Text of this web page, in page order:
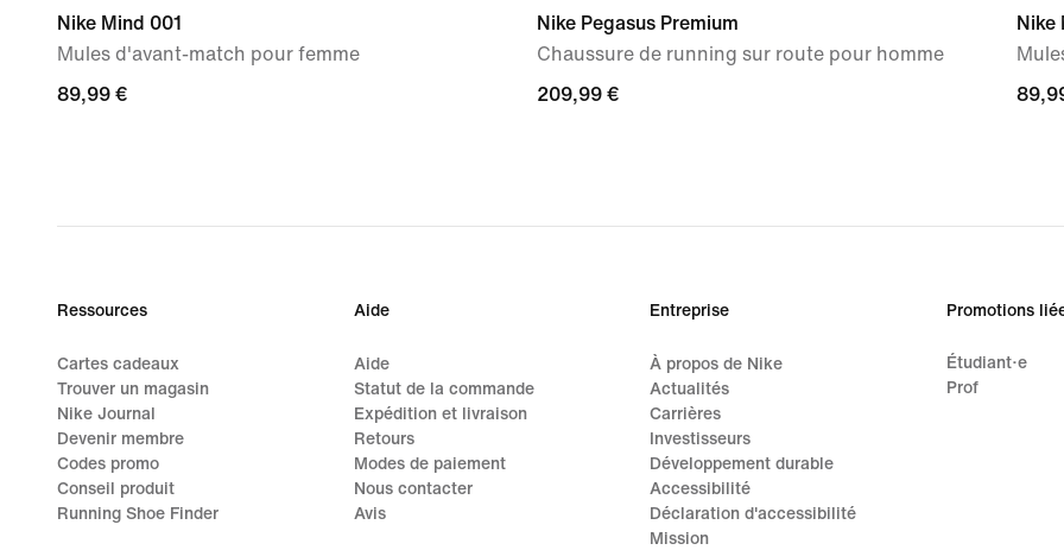
Nike Mind 001
Mules d'avant-match pour femme
89,99 €
89,99 €
Nike Pegasus Premium
Chaussure de running sur route pour homme
209,99 €
209,99 €
Nike
Ressources
Cartes cadeaux
Trouver un magasin
Nike Journal
Devenir membre
Codes promo
Conseil produit
Running Shoe Finder
Aide
Aide
Statut de la commande
Expédition et livraison
Retours
Modes de paiement
Nous contacter
Avis
Entreprise
À propos de Nike
Actualités
Carrières
Investisseurs
Développement durable
Accessibilité
Déclaration d'accessibilité
Mission
Promotions
Étudiant·e
Prof